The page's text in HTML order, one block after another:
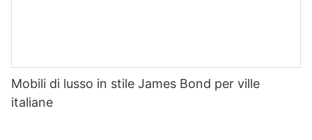
Mobili di lusso in stile James Bond per ville
italiane